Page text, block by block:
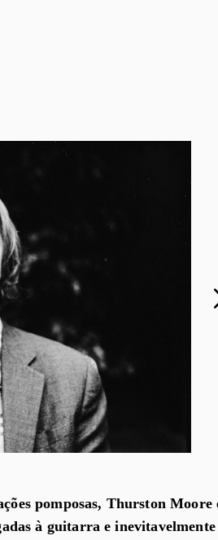
pomposas, Thurston Moore
à guitarra e inevitavelmente